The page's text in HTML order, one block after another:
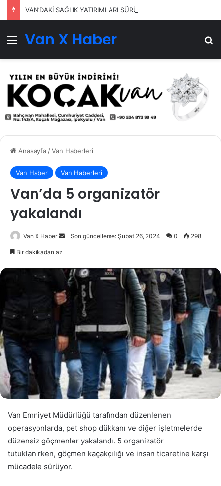
VAN’DAKİ SAĞLIK YATIRIMLARI SÜRÜYOR
Menü
Van X Haber
Anasayfa/Van Haberleri
Van Haber Van Haberleri
Van’da 5 organizatör
yakalandı
Van X Haber
Bir
göndermek
Son güncelleme: Şubat 26, 2024 0 298
Bir dakikadan az
Van Emniyet Müdürlüğü tarafından düzenlenen
operasyonlarda, pet shop dükkanı ve diğer işletmelerde
düzensiz göçmenler yakalandı. 5 organizatör
tutuklanırken, göçmen kaçakçılığı ve insan ticaretine karşı
mücadele sürüyor.